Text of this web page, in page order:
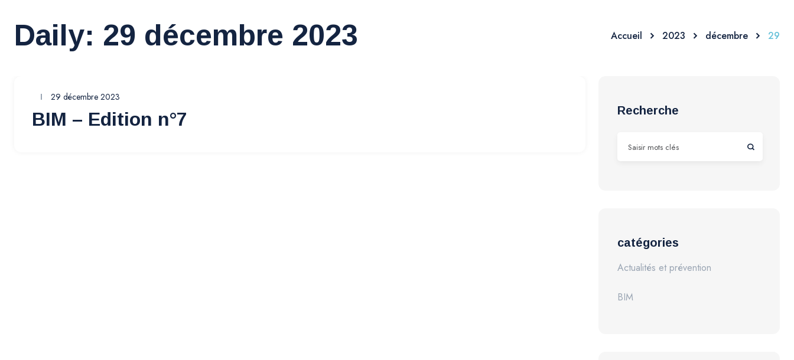
Daily: 29 décembre 2023 Accueil 2023 décembre 29
29 décembre 2023
BIM – Edition n°7 Recherche
catégories
Actualités et prévention
BIM